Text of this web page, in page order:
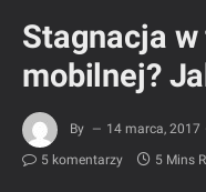
Stagnacja
mobilnej?
By 14 marca, 2017
5 komentarzy
5 Mins